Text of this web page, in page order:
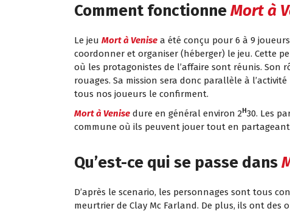
Comment fonctionneMort à
Le jeu Mort à Venise a été conçu pour 6 à 9
coordonner et organiser (héberger) le jeu. Cette
où les protagonistes de l’affaire sont réunis. Son
rouages. Sa mission sera donc parallèle à
tous nos joueurs le confirment.
Mort à Venise dure en général environ 2H30. Les
commune où ils peuvent jouer tout en partageant
Qu’est-ce qui se passe dans
D’après le scenario, les personnages sont tous
meurtrier de Clay Mc Farland. De plus, ils ont